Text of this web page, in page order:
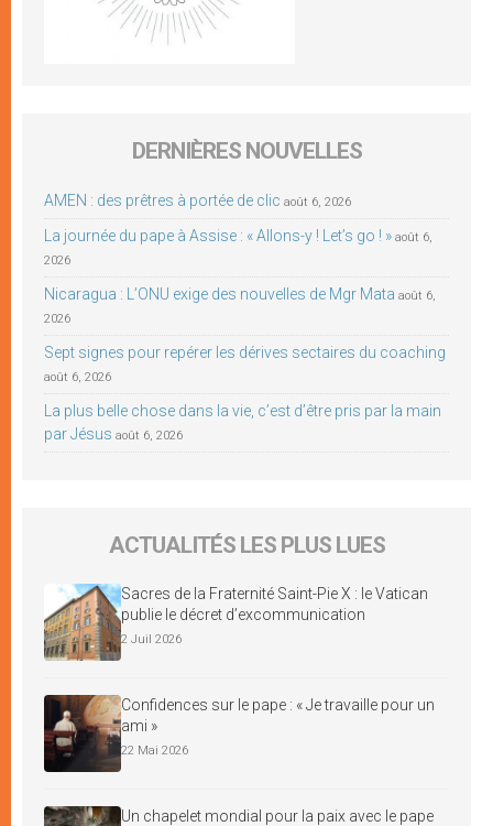
DERNIÈRES NOUVELLES
AMEN : des prêtres à portée de clic août 6, 2026
La journée du pape à Assise : « Allons-y ! Let’s go ! » août 6,
2026
Nicaragua : L’ONU exige des nouvelles de Mgr Mata août 6,
2026
Sept signes pour repérer les dérives sectaires du coaching
août 6, 2026
La plus belle chose dans la vie, c’est d’être pris par la main
par Jésus août 6, 2026
ACTUALITÉS LES PLUS LUES
Sacres de la Fraternité Saint-Pie X : le Vatican
publie le décret d’excommunication
2 Juil 2026
Confidences sur le pape : « Je travaille pour un
ami »
22 Mai 2026
Un chapelet mondial pour la paix avec le pape